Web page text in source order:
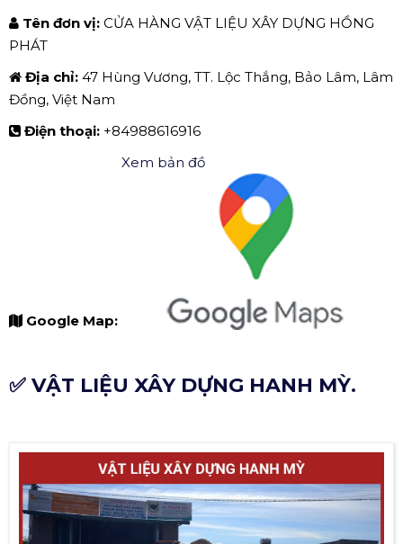
Tên đơn vị: CỬA HÀNG VẬT LIỆU XÂY DỰNG HỒNG
PHÁT
Địa chỉ: 47 Hùng Vương, TT. Lộc Thắng, Bảo Lâm, Lâm
Đồng, Việt Nam
Điện thoại: +84988616916
Google Map:
Xem bản đồ
✅ VẬT LIỆU XÂY DỰNG HANH MỲ.